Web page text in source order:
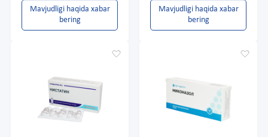
Mavjudligi haqida xabar
bering
Mavjudligi haqida xabar
bering